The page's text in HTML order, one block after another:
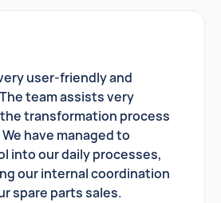
user-friendly and
team assists very
transformation process
have managed to
into our daily processes,
our internal coordination
spare parts sales.